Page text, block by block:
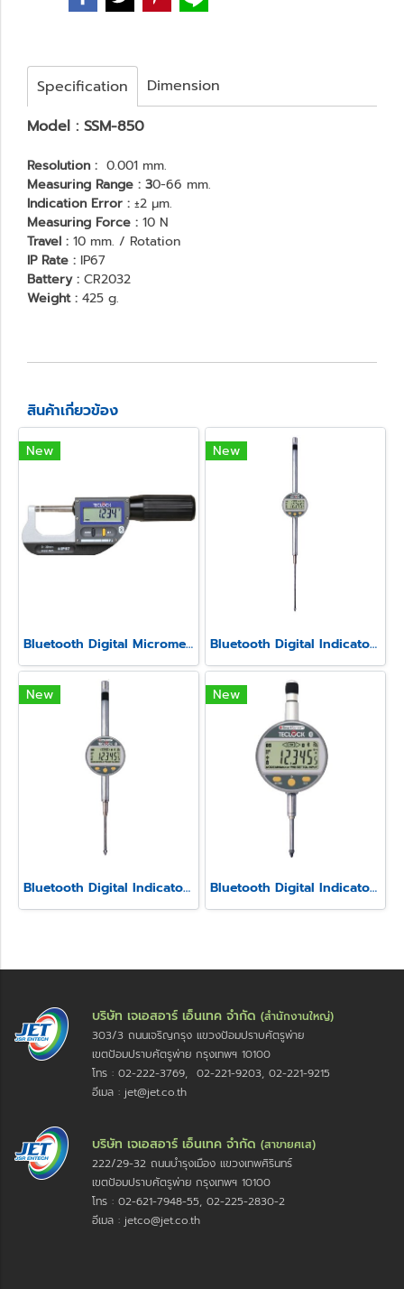
Specification
Dimension
Model : SSM-850
Resolution : 0.001 mm.
Measuring Range : 30-66 mm.
Indication Error : ±2 μm.
Measuring Force : 10 N
Travel : 10 mm. / Rotation
IP Rate : IP67
Battery : CR2032
Weight : 425 g.
สินค้าเกี่ยวข้อง
New
Bluetooth Digital Micrometer Model SSM-750
New
Bluetooth Digital Indicator Model SSI-580
New
Bluetooth Digital Indicator Model SSI-570
New
Bluetooth Digital Indicator Model SSI-560
บริษัท เจเอสอาร์ เอ็นเทค จำกัด (สำนักงานใหญ่)
303/3 ถนนเจริญกรุง แขวงป้อมปราบศัตรูพ่าย
เขตป้อมปราบศัตรูพ่าย กรุงเทพฯ 10100
โทร : 02-222-3769, 02-221-9203, 02-221-9215
อีเมล : jet@jet.co.th
บริษัท เจเอสอาร์ เอ็นเทค จำกัด (สาขายศเส)
222/29-32 ถนนบำรุงเมือง แขวงเทพศิรินทร์
เขตป้อมปราบศัตรูพ่าย กรุงเทพฯ 10100
โทร : 02-621-7948-55, 02-225-2830-2
อีเมล : jetco@jet.co.th